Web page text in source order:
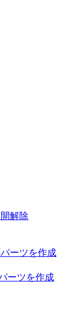
解除
ーツを作成
ーツを作成